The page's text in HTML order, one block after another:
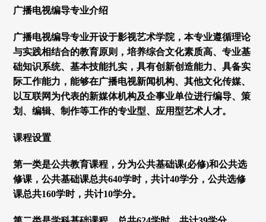
广播电视编导专业介绍
广播电视编导专业开设于影视艺术学院，本专业遵循理论
与实践相结合的教育原则，培养综合文化素质高、专业基
础知识系统、基本技能扎实，具有创新创造能力、具备实
际工作能力，能够在广播电视新闻机构、其他文化传媒、
以互联网为代表的新媒体机构及企事业单位进行编导、策
划、编辑、制作等工作的专业型、应用型艺术人才。
课程设置
第一类是公共教育课程，分为公共基础课(必修)和公共选
修课，公共基础课总共640学时，共计40学分，公共选修
课总共160学时，共计10学分。